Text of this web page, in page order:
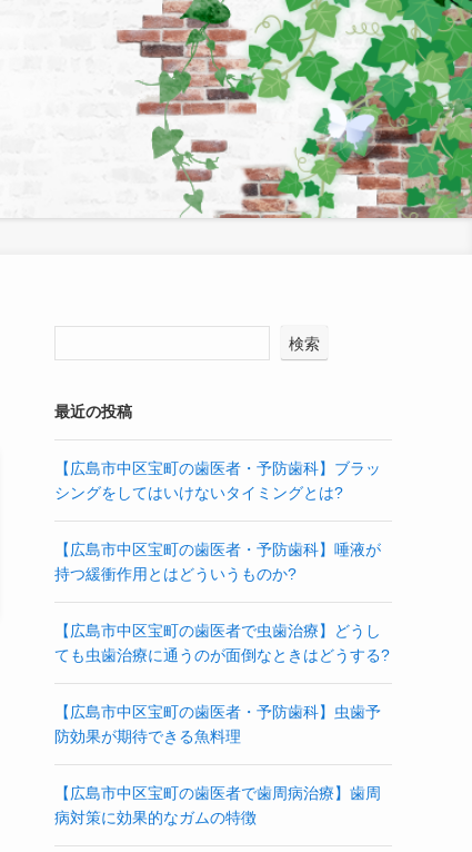
検索
最近の投稿
【広島市中区宝町の歯医者・予防歯科】ブラッ
シングをしてはいけないタイミングとは?
【広島市中区宝町の歯医者・予防歯科】唾液が
持つ緩衝作用とはどういうものか?
【広島市中区宝町の歯医者で虫歯治療】どうし
ても虫歯治療に通うのが面倒なときはどうする?
【広島市中区宝町の歯医者・予防歯科】虫歯予
防効果が期待できる魚料理
【広島市中区宝町の歯医者で歯周病治療】歯周
病対策に効果的なガムの特徴